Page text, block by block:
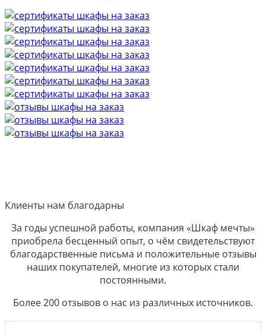
Клиенты нам благодарны
За годы успешной работы, компания «Шкаф мечты»
приобрела бесценный опыт, о чём свидетельствуют
благодарственные письма и положительные отзывы
наших покупателей, многие из которых стали
постоянными.
Более 200 отзывов о нас из различных источников.